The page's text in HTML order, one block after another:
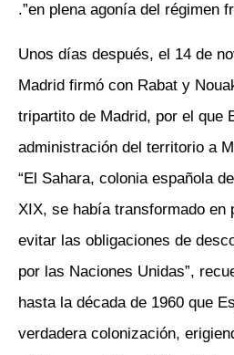
en plena agonía del régimen
Unos días después, el 14 de
Madrid firmó con Rabat y
tripartito de Madrid, por el que
administración del territorio a
“El Sahara, colonia española
XIX, se había transformado en
evitar las obligaciones de
por las Naciones Unidas”,
hasta la década de 1960 que
verdadera colonización,